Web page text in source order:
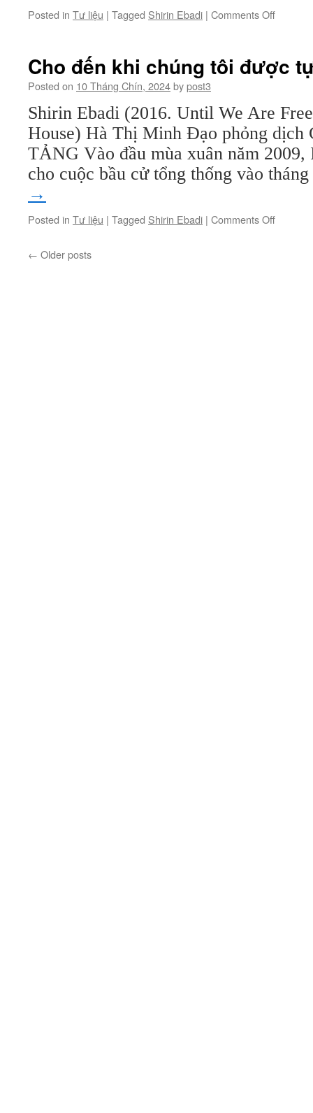
Posted in Tư liệu | Tagged Shirin Ebadi | Comments Offon
chúng
tự
do
(kỳ
8)
Cho đến khi chúng tôi được
Posted on 10 Tháng Chín, 2024bypost3
Shirin Ebadi (2016. Until We Are
House) Hà Thị Minh Đạo phỏng dịch
TẢNG Vào đầu mùa xuân năm 2009,
cho cuộc bầu cử tổng thống vào
→
Posted in Tư liệu | Tagged Shirin Ebadi | Comments Offon
← Older posts